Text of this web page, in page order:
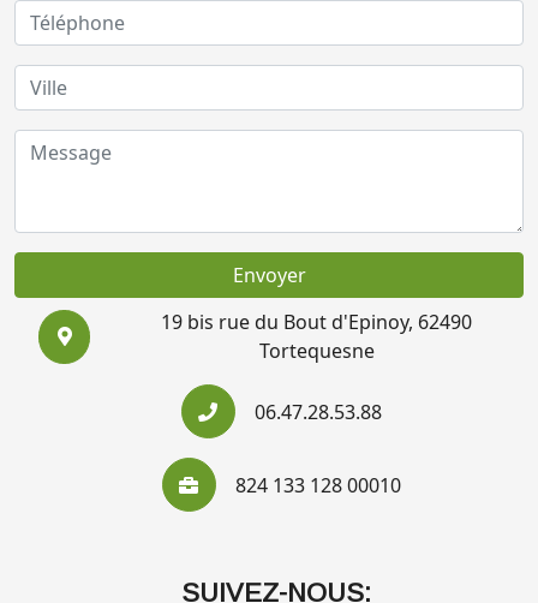
Envoyer
19 bis rue du Bout d'Epinoy, 62490
Tortequesne
06.47.28.53.88
824 133 128 00010
SUIVEZ-NOUS: